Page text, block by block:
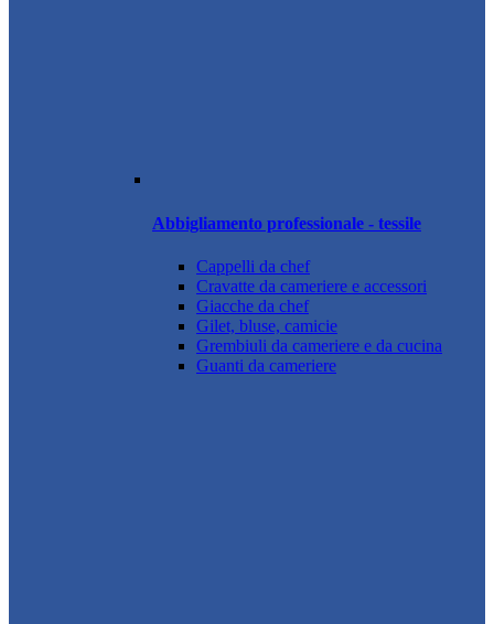
Abbigliamento professionale - tessile
Cappelli da chef
Cravatte da cameriere e accessori
Giacche da chef
Gilet, bluse, camicie
Grembiuli da cameriere e da cucina
Guanti da cameriere